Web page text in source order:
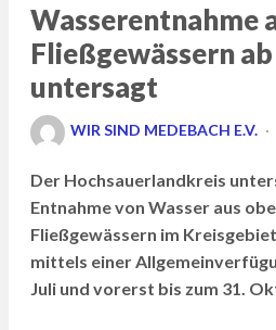
Wasserentnahme
Fließgewässern
untersagt
WIR SIND MEDEBACH E.V.
Der Hochsauerlandkreis
Entnahme von Wasser aus
Fließgewässern im Kreisgebiet.
mittels einer
Juli und vorerst bis zum 31.